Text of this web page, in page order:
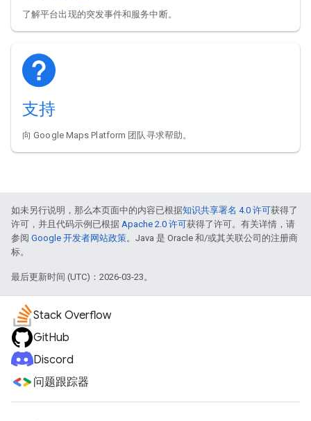
了解平台出现的突发事件和服务中断。
支持
向 Google Maps Platform 团队寻求帮助。
如未另行说明，那么本页面中的内容已根据知识共享署名 4.0 许可获得了
许可，并且代码示例已根据 Apache 2.0 许可获得了许可。有关详情，请
参阅 Google 开发者网站政策。Java 是 Oracle 和/或其关联公司的注册商
标。
最后更新时间 (UTC)：2026-03-23。
Stack Overflow
GitHub
Discord
问题跟踪器